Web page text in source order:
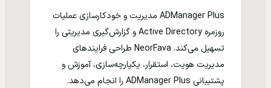
ADManager Plus مدیریت و خودکارسازی عملیات
روزمره Active Directory و گزارش‌گیری مدیریتی را
تسهیل می‌کند. NeorFava طراحی فرایندهای
مدیریت هویت، استقرار، یکپارچه‌سازی، آموزش و
پشتیبانی ADManager Plus را انجام می‌دهد.